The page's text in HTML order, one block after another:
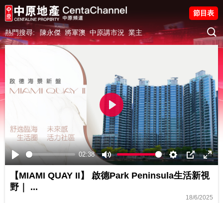
熱門搜尋: 陳永傑 將軍澳 中原講市況 業主
節目表
Play
02:38
Mute Settings
PIP
Play
【MIAMI QUAY II】 啟德Park Peninsula生活新視
野｜ ...
18/6/2025